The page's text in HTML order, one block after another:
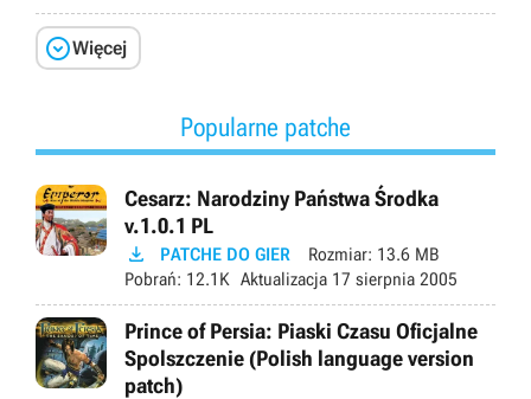
Więcej
Popularne patche
Cesarz: Narodziny Państwa Środka
v.1.0.1 PL
 PATCHE DO GIER Rozmiar: 13.6 MB
Pobrań: 12.1K Aktualizacja 17 sierpnia 2005
Prince of Persia: Piaski Czasu Oficjalne
Spolszczenie (Polish language version
patch)